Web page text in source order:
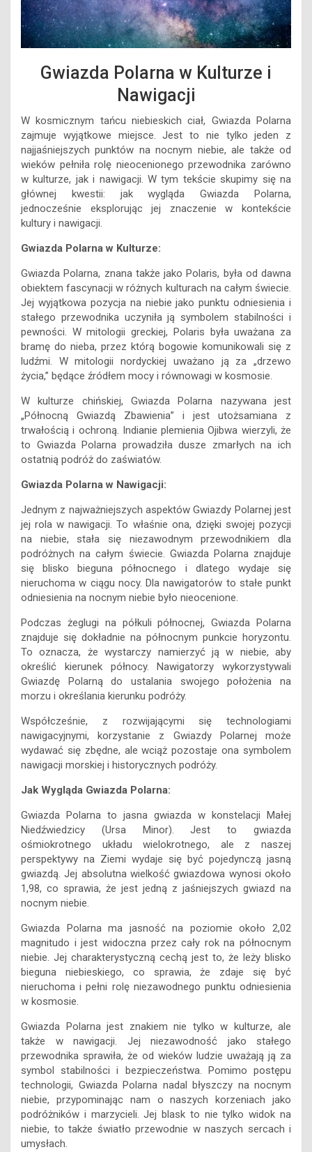
Gwiazda Polarna w Kulturze i
Nawigacji
W kosmicznym tańcu niebieskich ciał, Gwiazda Polarna
zajmuje wyjątkowe miejsce. Jest to nie tylko jeden z
najjaśniejszych punktów na nocnym niebie, ale także od
wieków pełniła rolę nieocenionego przewodnika zarówno
w kulturze, jak i nawigacji. W tym tekście skupimy się na
głównej kwestii: jak wygląda Gwiazda Polarna,
jednocześnie eksplorując jej znaczenie w kontekście
kultury i nawigacji.
Gwiazda Polarna w Kulturze:
Gwiazda Polarna, znana także jako Polaris, była od dawna
obiektem fascynacji w różnych kulturach na całym świecie.
Jej wyjątkowa pozycja na niebie jako punktu odniesienia i
stałego przewodnika uczyniła ją symbolem stabilności i
pewności. W mitologii greckiej, Polaris była uważana za
bramę do nieba, przez którą bogowie komunikowali się z
ludźmi. W mitologii nordyckiej uważano ją za „drzewo
życia,” będące źródłem mocy i równowagi w kosmosie.
W kulturze chińskiej, Gwiazda Polarna nazywana jest
„Północną Gwiazdą Zbawienia” i jest utożsamiana z
trwałością i ochroną. Indianie plemienia Ojibwa wierzyli, że
to Gwiazda Polarna prowadziła dusze zmarłych na ich
ostatnią podróż do zaświatów.
Gwiazda Polarna w Nawigacji:
Jednym z najważniejszych aspektów Gwiazdy Polarnej jest
jej rola w nawigacji. To właśnie ona, dzięki swojej pozycji
na niebie, stała się niezawodnym przewodnikiem dla
podróżnych na całym świecie. Gwiazda Polarna znajduje
się blisko bieguna północnego i dlatego wydaje się
nieruchoma w ciągu nocy. Dla nawigatorów to stałe punkt
odniesienia na nocnym niebie było nieocenione.
Podczas żeglugi na półkuli północnej, Gwiazda Polarna
znajduje się dokładnie na północnym punkcie horyzontu.
To oznacza, że wystarczy namierzyć ją w niebie, aby
określić kierunek północy. Nawigatorzy wykorzystywali
Gwiazdę Polarną do ustalania swojego położenia na
morzu i określania kierunku podróży.
Współcześnie, z rozwijającymi się technologiami
nawigacyjnymi, korzystanie z Gwiazdy Polarnej może
wydawać się zbędne, ale wciąż pozostaje ona symbolem
nawigacji morskiej i historycznych podróży.
Jak Wygląda Gwiazda Polarna:
Gwiazda Polarna to jasna gwiazda w konstelacji Małej
Niedźwiedzicy (Ursa Minor). Jest to gwiazda
ośmiokrotnego układu wielokrotnego, ale z naszej
perspektywy na Ziemi wydaje się być pojedynczą jasną
gwiazdą. Jej absolutna wielkość gwiazdowa wynosi około
1,98, co sprawia, że jest jedną z jaśniejszych gwiazd na
nocnym niebie.
Gwiazda Polarna ma jasność na poziomie około 2,02
magnitudo i jest widoczna przez cały rok na północnym
niebie. Jej charakterystyczną cechą jest to, że leży blisko
bieguna niebieskiego, co sprawia, że zdaje się być
nieruchoma i pełni rolę niezawodnego punktu odniesienia
w kosmosie.
Gwiazda Polarna jest znakiem nie tylko w kulturze, ale
także w nawigacji. Jej niezawodność jako stałego
przewodnika sprawiła, że od wieków ludzie uważają ją za
symbol stabilności i bezpieczeństwa. Pomimo postępu
technologii, Gwiazda Polarna nadal błyszczy na nocnym
niebie, przypominając nam o naszych korzeniach jako
podróżników i marzycieli. Jej blask to nie tylko widok na
niebie, to także światło przewodnie w naszych sercach i
umysłach.